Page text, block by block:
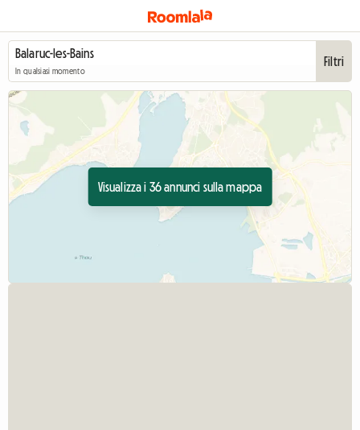
In qualsiasi momento
Filtri
Visualizza i 36 annunci sulla mappa